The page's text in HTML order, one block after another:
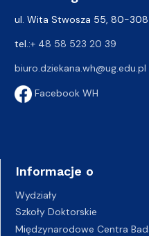
ul. Wita Stwosza 55, 80-
tel.:+ 48 58 523 20 39
biuro.dziekana.wh@ug.edu.pl
Facebook WH
Informacje o
Wydziały
Szkoły Doktorskie
Międzynarodowe Centra